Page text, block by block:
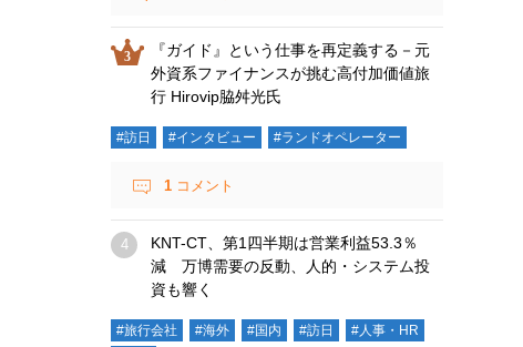
『ガイド』という仕事を再定義する－元
外資系ファイナンスが挑む高付加価値旅
行 Hirovip脇舛光氏
#訪日 #インタビュー #ランドオペレーター
1 コメント
KNT-CT、第1四半期は営業利益53.3％
減 万博需要の反動、人的・システム投
資も響く
#旅行会社 #海外 #国内 #訪日 #人事・HR